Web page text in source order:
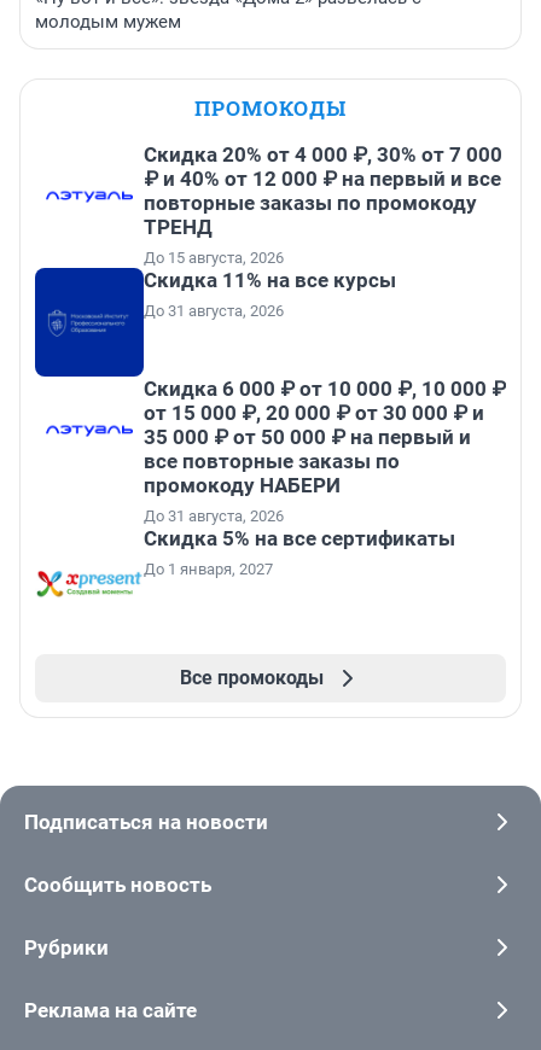
молодым мужем
ПРОМОКОДЫ
Скидка 20% от 4 000 ₽, 30% от 7 000
₽ и 40% от 12 000 ₽ на первый и все
повторные заказы по промокоду
ТРЕНД
До 15 августа, 2026
Скидка 11% на все курсы
До 31 августа, 2026
Скидка 6 000 ₽ от 10 000 ₽, 10 000 ₽
от 15 000 ₽, 20 000 ₽ от 30 000 ₽ и
35 000 ₽ от 50 000 ₽ на первый и
все повторные заказы по
промокоду НАБЕРИ
До 31 августа, 2026
Скидка 5% на все сертификаты
До 1 января, 2027
Все промокоды
Подписаться на новости
Сообщить новость
Рубрики
Реклама на сайте